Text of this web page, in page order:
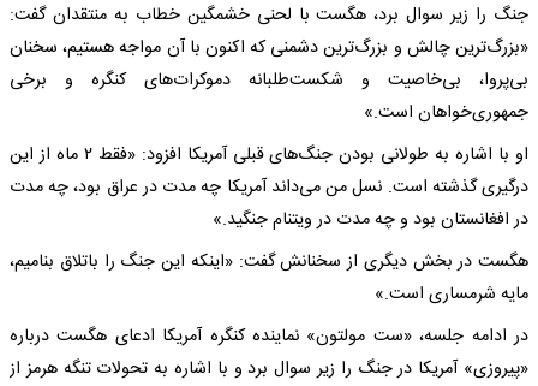
جنگ را زیر سوال برد، هگست با لحنی خشمگین خطاب به منتقدان گفت:
«بزرگ‌ترین چالش و بزرگ‌ترین دشمنی که اکنون با آن مواجه هستیم، سخنان
بی‌پروا، بی‌خاصیت و شکست‌طلبانه دموکرات‌های کنگره و برخی
جمهوری‌خواهان است.»
او با اشاره به طولانی بودن جنگ‌های قبلی آمریکا افزود: «فقط ۲ ماه از این
درگیری گذشته است. نسل من می‌داند آمریکا چه مدت در عراق بود، چه مدت
در افغانستان بود و چه مدت در ویتنام جنگید.»
هگست در بخش دیگری از سخنانش گفت: «اینکه این جنگ را باتلاق بنامیم،
مایه شرمساری است.»
در ادامه جلسه، «ست مولتون» نماینده کنگره آمریکا ادعای هگست درباره
«پیروزی» آمریکا در جنگ را زیر سوال برد و با اشاره به تحولات تنگه هرمز از